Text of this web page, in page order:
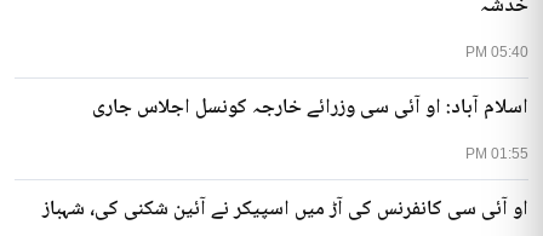
05:40 PM
01:55 PM
اسلام آباد: او آئی سی وزرائے خارجہ کونسل اجلاس جاری
او آئی سی کانفرنس کی آڑ میں اسپیکر نے آئین شکنی کی، شہباز